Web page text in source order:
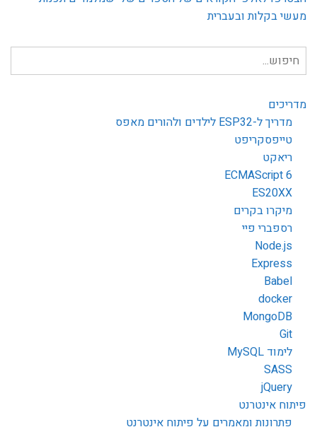
מעשי בקלות ובעברית
חיפוש
עבור:
מדריכים
מדריך ל-ESP32 לילדים ולהורים מאפס
טייפסקריפט
ריאקט
ECMAScript 6
ES20XX
מיקרו בקרים
רספברי פיי
Node.js
Express
Babel
docker
MongoDB
Git
לימוד MySQL
SASS
jQuery
פיתוח אינטרנט
פתרונות ומאמרים על פיתוח אינטרנט